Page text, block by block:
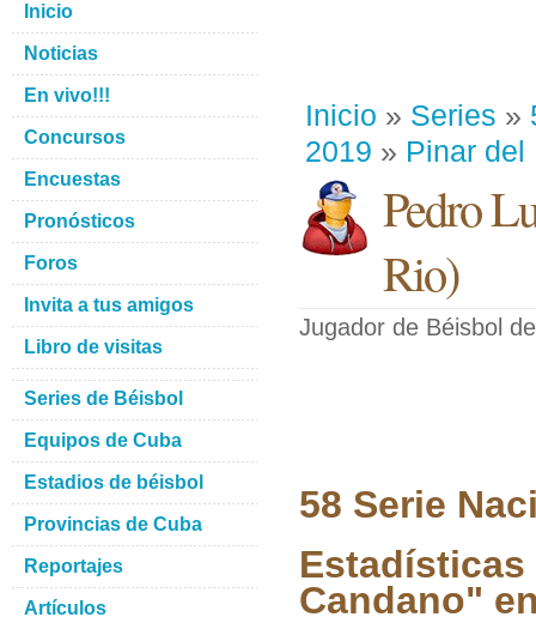
Inicio » Series »
2019 » Pinar del
Pedro
Rio)
Jugador de Béisbol
58 Serie
Candano"
Inicio
Noticias
En vivo!!!
Concursos
Encuestas
Pronósticos
Foros
Invita a tus amigos
Libro de visitas
Series de Béisbol
Equipos de Cuba
Estadios de béisbol
Provincias de Cuba
Reportajes
Artículos